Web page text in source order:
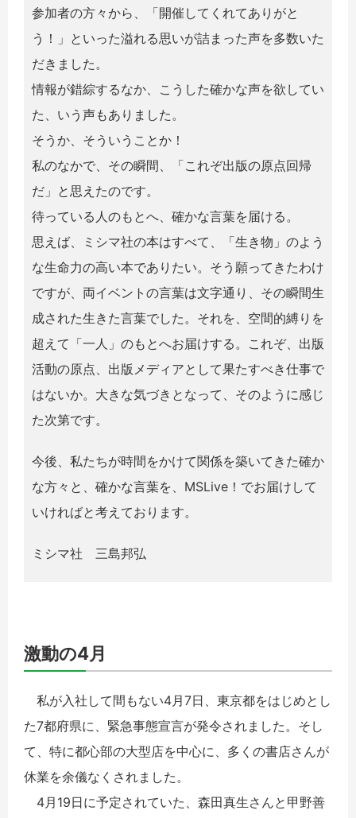
参加者の方々から、「開催してくれてありがと
う！」といった溢れる思いが詰まった声を多数いた
だきました。
情報が錯綜するなか、こうした確かな声を欲してい
た、いう声もありました。
そうか、そういうことか！
私のなかで、その瞬間、「これぞ出版の原点回帰
だ」と思えたのです。
待っている人のもとへ、確かな言葉を届ける。
思えば、ミシマ社の本はすべて、「生き物」のよう
な生命力の高い本でありたい。そう願ってきたわけ
ですが、両イベントの言葉は文字通り、その瞬間生
成された生きた言葉でした。それを、空間的縛りを
超えて「一人」のもとへお届けする。これぞ、出版
活動の原点、出版メディアとして果たすべき仕事で
はないか。大きな気づきとなって、そのように感じ
た次第です。
今後、私たちが時間をかけて関係を築いてきた確か
な方々と、確かな言葉を、MSLive！でお届けして
いければと考えております。
ミシマ社 三島邦弘
激動の4月
私が入社して間もない4月7日、東京都をはじめとし
た7都府県に、緊急事態宣言が発令されました。そし
て、特に都心部の大型店を中心に、多くの書店さんが
休業を余儀なくされました。
4月19日に予定されていた、森田真生さんと甲野善